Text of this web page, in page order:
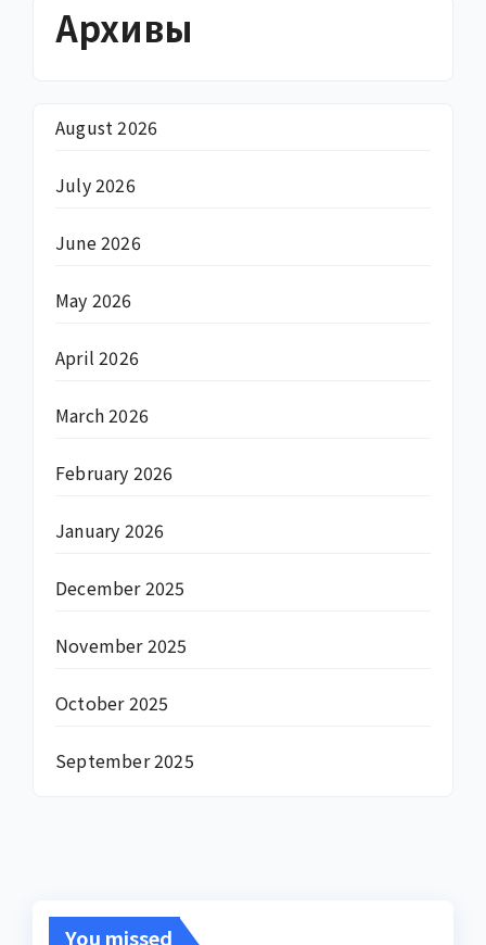
Архивы
August 2026
July 2026
June 2026
May 2026
April 2026
March 2026
February 2026
January 2026
December 2025
November 2025
October 2025
September 2025
You missed